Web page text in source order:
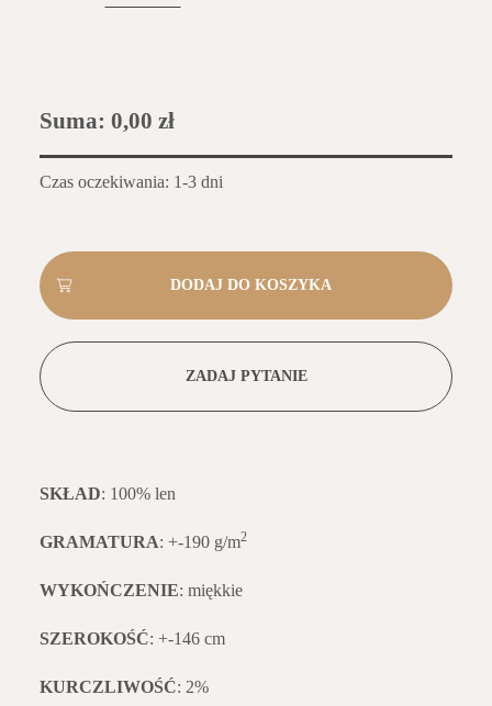
Suma: 0,00 zł
Czas oczekiwania: 1-3 dni
ZADAJ PYTANIE
SKŁAD: 100% len
GRAMATURA: +-190 g/m2
WYKOŃCZENIE: miękkie
SZEROKOŚĆ: +-146 cm
KURCZLIWOŚĆ: 2%